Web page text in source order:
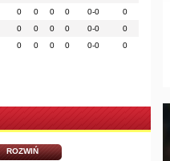
0 0 0 0 0-0
0
0 0 0 0 0-0
0
0 0 0 0 0-0 0
ROZWIŃ